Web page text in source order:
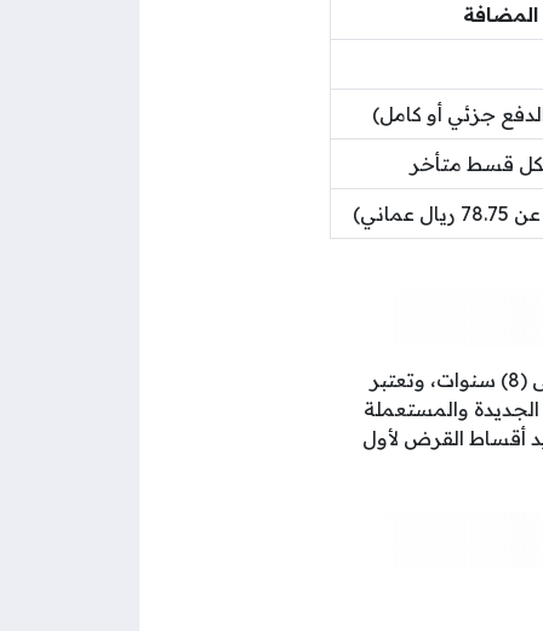
تبلغ نسبة الفائدة في قرض سيارتي من بنك مسقط (3.75%) سنويًا مع فترة سداد تصل إلى (8) سنوات، وتعتبر
والمستعملة
أقساط القرض لأول